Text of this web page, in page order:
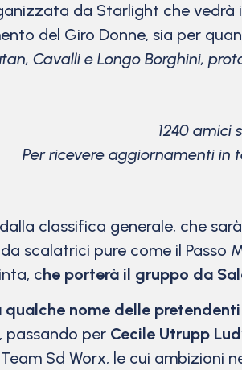
da Starlight che vedrà
del Giro Donne, sia per
Cavalli e Longo Borghini,
1240 amici
Per ricevere aggiornamenti in
classifica generale, che
scalatrici pure come il
che porterà il gruppo da
nome delle
, passando per Cecile Utrupp
Sd Worx, le cui ambizioni